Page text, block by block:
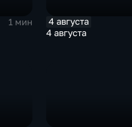
1 мин
4 августа
4 августа